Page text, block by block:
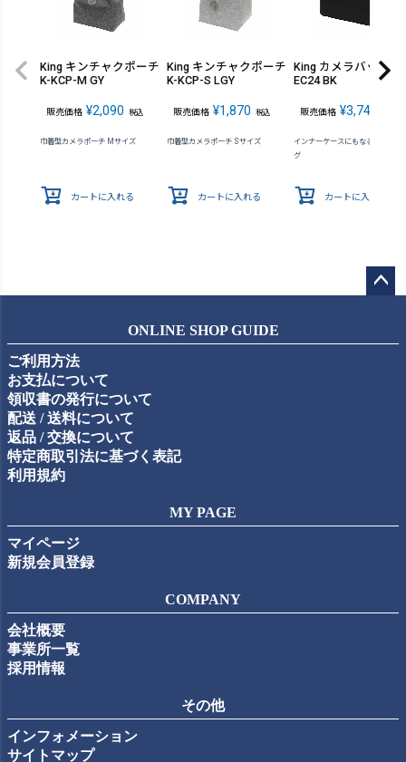
King キンチャクポーチ
K-KCP-M GY
販売価格 ¥2,090 税込
巾着型カメラポーチ Mサイズ
カートに入れる
King キンチャクポーチ
K-KCP-S LGY
販売価格 ¥1,870 税込
巾着型カメラポーチ Sサイズ
カートに入れる
King カメラバッグ K-
EC24 BK
販売価格 ¥3,740
インナーケースにもなるカメラバ
グ
カートに入れる
ップ
ONLINE SHOP GUIDE
ご利用方法
お支払について
領収書の発行について
配送 / 送料について
返品 / 交換について
特定商取引法に基づく表記
利用規約
MY PAGE
マイページ
新規会員登録
COMPANY
会社概要
事業所一覧
採用情報
その他
インフォメーション
サイトマップ